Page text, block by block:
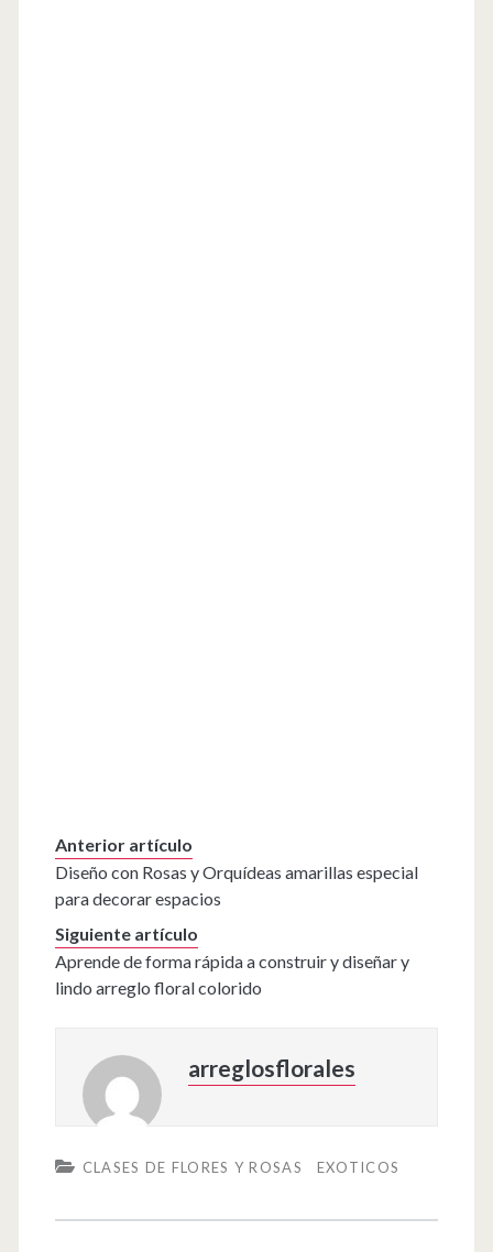
Anterior artículo
Diseño con Rosas y Orquídeas amarillas especial
para decorar espacios
Siguiente artículo
Aprende de forma rápida a construir y diseñar y
lindo arreglo floral colorido
arreglosflorales
CLASES DE FLORES Y ROSAS EXOTICOS